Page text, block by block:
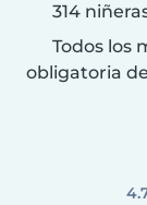
314
Todos los
obligatoria